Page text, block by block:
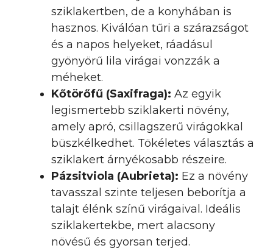
sziklakertben, de a konyhában is
hasznos. Kiválóan tűri a szárazságot
és a napos helyeket, ráadásul
gyönyörű lila virágai vonzzák a
méheket.
Kőtörőfű (Saxifraga): Az egyik
legismertebb sziklakerti növény,
amely apró, csillagszerű virágokkal
büszkélkedhet. Tökéletes választás a
sziklakert árnyékosabb részeire.
Pázsitviola (Aubrieta): Ez a növény
tavasszal szinte teljesen beborítja a
talajt élénk színű virágaival. Ideális
sziklakertekbe, mert alacsony
növésű és gyorsan terjed.